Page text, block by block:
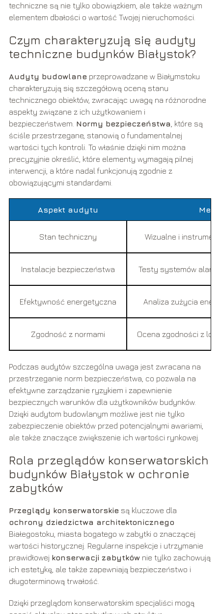
techniczne są nie tylko obowiązkiem, ale także ważnym
elementem dbałości o wartość Twojej nieruchomości.
Czym charakteryzują się audyty
techniczne budynków Białystok?
Audyty budowlaneprzeprowadzane w Białymstoku
charakteryzują się szczegółową oceną stanu
technicznego obiektów, zwracając uwagę na różnorodne
aspekty związane z ich użytkowaniem i
bezpieczeństwem. Normy bezpieczeństwa , które są
ściśle przestrzegane, stanowią o fundamentalnej
wartości tych kontroli. To właśnie dzięki nim można
precyzyjnie określić, które elementy wymagają pilnej
interwencji, a które nadal funkcjonują zgodnie z
obowiązującymi standardami.
Aspekt audytu
Stan techniczny Wizualne i
Instalacje bezpieczeństwa Testy systemów
Efektywność energetyczna Analiza zużycia
Zgodność z normami Ocena zgodności z
Podczas audytów szczególna uwaga jest zwracana na
przestrzeganie norm bezpieczeństwa, co pozwala na
efektywne zarządzanie ryzykiem i zapewnienie
bezpiecznych warunków dla użytkowników budynków.
Dzięki audytom budowlanym możliwe jest nie tylko
zabezpieczenie obiektów przed potencjalnymi awariami,
ale także znaczące zwiększenie ich wartości rynkowej.
Rola przeglądów konserwatorskich
budynków Białystok w ochronie
zabytków
Przeglądy konserwatorskiesą kluczowe dla
ochrony dziedzictwa architektonicznego
Białegostoku, miasta bogatego w zabytki o znaczącej
wartości historycznej. Regularne inspekcje i utrzymanie
prawidłowej konserwacji zabytkównie tylko zachowują
ich estetykę, ale także zapewniają bezpieczeństwo i
długoterminową trwałość.
Dzięki przeglądom konserwatorskim specjaliści mogą